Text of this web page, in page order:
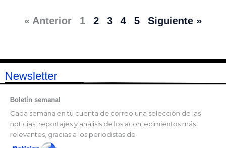
« Anterior 1 2 3 4 5 Siguiente »
Newsletter
Boletín semanal
Cada semana en tu cuenta de correo una selección de las
noticias, reportajes y análisis de los acontecimientos más
relevantes, gracias a los periodistas de